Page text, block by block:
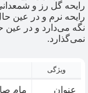
رایحه نرم و در عین
نگه می‌دارد و در
نمی‌گذارد.
ویژگی
عنوان مام